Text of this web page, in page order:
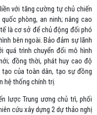
với tăng cường tự chủ chiến
phòng, an ninh; nâng cao
là cơ sở để chủ động đối phó
bên ngoài. Bảo đảm sự lãnh
quá trình chuyển đổi mô hình
đồng thời, phát huy cao độ
của toàn dân, tạo sự đồng
hệ thống chính trị.
lược Trung ương chủ trì, phối
cứu xây dựng 2 dự thảo nghị